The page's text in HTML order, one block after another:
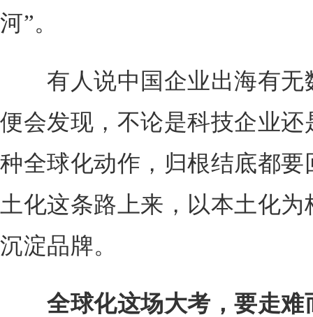
河”。
有人说中国企业出海有无
便会发现，不论是科技企业
种全球化动作，归根结底都
土化这条路上来，以本土化
沉淀品牌。
全球化这场大考，要走难